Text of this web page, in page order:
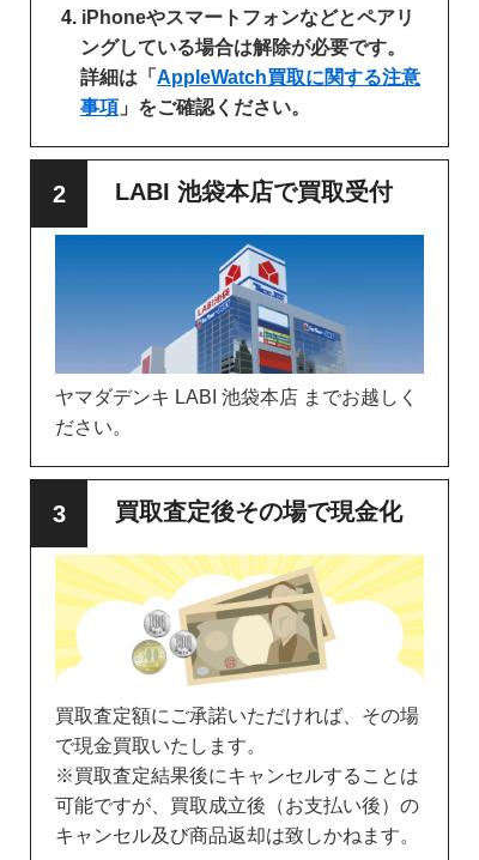
iPhoneやスマートフォンなどとペアリ
ングしている場合は解除が必要です。
詳細は「 AppleWatch買取に関する注意
事項 」をご確認ください。
LABI 池袋本店で買取受付
ヤマダデンキ LABI 池袋本店 までお越しく
ださい。
買取査定後その場で現金化
買取査定額にご承諾いただければ、その場
で現金買取いたします。
※買取査定結果後にキャンセルすることは
可能ですが、買取成立後（お支払い後）の
キャンセル及び商品返却は致しかねます。